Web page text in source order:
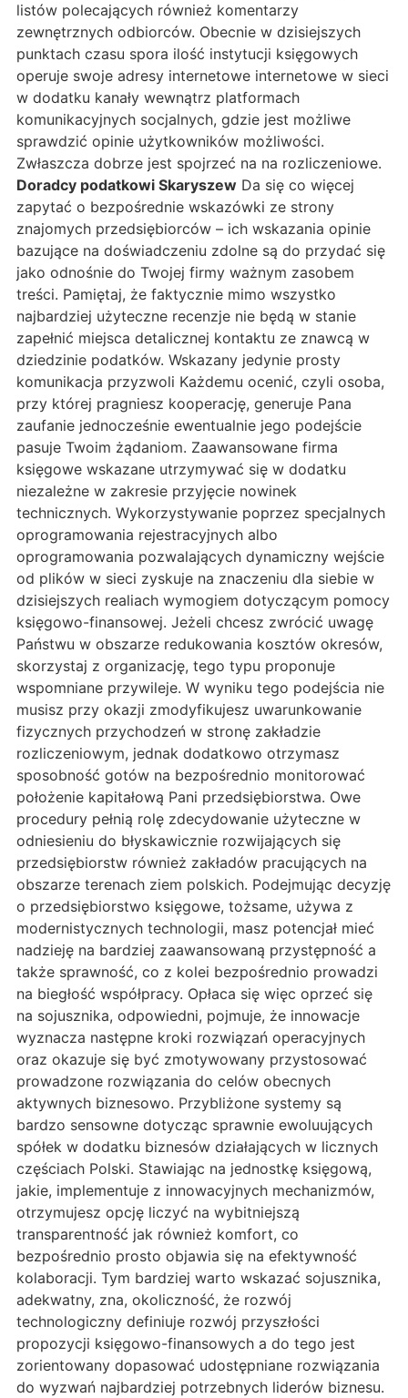
listów polecających również komentarzy
zewnętrznych odbiorców. Obecnie w dzisiejszych
punktach czasu spora ilość instytucji księgowych
operuje swoje adresy internetowe internetowe w sieci
w dodatku kanały wewnątrz platformach
komunikacyjnych socjalnych, gdzie jest możliwe
sprawdzić opinie użytkowników możliwości.
Zwłaszcza dobrze jest spojrzeć na na rozliczeniowe.
Doradcy podatkowi Skaryszew Da się co więcej
zapytać o bezpośrednie wskazówki ze strony
znajomych przedsiębiorców – ich wskazania opinie
bazujące na doświadczeniu zdolne są do przydać się
jako odnośnie do Twojej firmy ważnym zasobem
treści. Pamiętaj, że faktycznie mimo wszystko
najbardziej użyteczne recenzje nie będą w stanie
zapełnić miejsca detalicznej kontaktu ze znawcą w
dziedzinie podatków. Wskazany jedynie prosty
komunikacja przyzwoli Każdemu ocenić, czyli osoba,
przy której pragniesz kooperację, generuje Pana
zaufanie jednocześnie ewentualnie jego podejście
pasuje Twoim żądaniom. Zaawansowane firma
księgowe wskazane utrzymywać się w dodatku
niezależne w zakresie przyjęcie nowinek
technicznych. Wykorzystywanie poprzez specjalnych
oprogramowania rejestracyjnych albo
oprogramowania pozwalających dynamiczny wejście
od plików w sieci zyskuje na znaczeniu dla siebie w
dzisiejszych realiach wymogiem dotyczącym pomocy
księgowo-finansowej. Jeżeli chcesz zwrócić uwagę
Państwu w obszarze redukowania kosztów okresów,
skorzystaj z organizację, tego typu proponuje
wspomniane przywileje. W wyniku tego podejścia nie
musisz przy okazji zmodyfikujesz uwarunkowanie
fizycznych przychodzeń w stronę zakładzie
rozliczeniowym, jednak dodatkowo otrzymasz
sposobność gotów na bezpośrednio monitorować
położenie kapitałową Pani przedsiębiorstwa. Owe
procedury pełnią rolę zdecydowanie użyteczne w
odniesieniu do błyskawicznie rozwijających się
przedsiębiorstw również zakładów pracujących na
obszarze terenach ziem polskich. Podejmując decyzję
o przedsiębiorstwo księgowe, tożsame, używa z
modernistycznych technologii, masz potencjał mieć
nadzieję na bardziej zaawansowaną przystępność a
także sprawność, co z kolei bezpośrednio prowadzi
na biegłość współpracy. Opłaca się więc oprzeć się
na sojusznika, odpowiedni, pojmuje, że innowacje
wyznacza następne kroki rozwiązań operacyjnych
oraz okazuje się być zmotywowany przystosować
prowadzone rozwiązania do celów obecnych
aktywnych biznesowo. Przybliżone systemy są
bardzo sensowne dotycząc sprawnie ewoluujących
spółek w dodatku biznesów działających w licznych
częściach Polski. Stawiając na jednostkę księgową,
jakie, implementuje z innowacyjnych mechanizmów,
otrzymujesz opcję liczyć na wybitniejszą
transparentność jak również komfort, co
bezpośrednio prosto objawia się na efektywność
kolaboracji. Tym bardziej warto wskazać sojusznika,
adekwatny, zna, okoliczność, że rozwój
technologiczny definiuje rozwój przyszłości
propozycji księgowo-finansowych a do tego jest
zorientowany dopasować udostępniane rozwiązania
do wyzwań najbardziej potrzebnych liderów biznesu.